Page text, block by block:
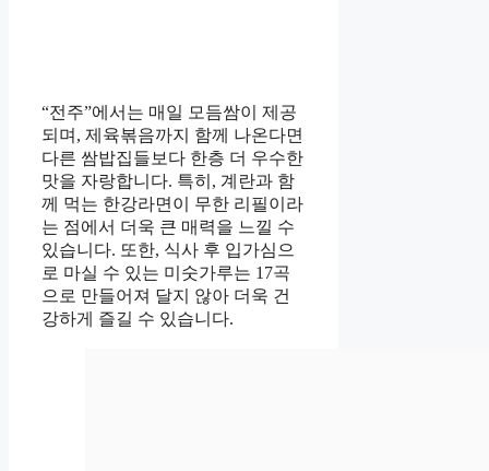
“전주”에서는 매일 모듬쌈이 제공
되며, 제육볶음까지 함께 나온다면
다른 쌈밥집들보다 한층 더 우수한
맛을 자랑합니다. 특히, 계란과 함
께 먹는 한강라면이 무한 리필이라
는 점에서 더욱 큰 매력을 느낄 수
있습니다. 또한, 식사 후 입가심으
로 마실 수 있는 미숫가루는 17곡
으로 만들어져 달지 않아 더욱 건
강하게 즐길 수 있습니다.